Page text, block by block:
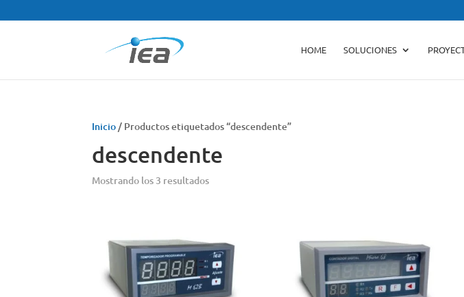
HOME SOLUCIONES
Inicio/ Productos etiquetados “descendente”
descendente
Mostrando los 3 resultados